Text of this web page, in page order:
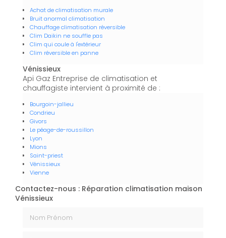
Achat de climatisation murale
Bruit anormal climatisation
Chauffage climatisation réversible
Clim Daikin ne souffle pas
Clim qui coule à l'extérieur
Clim réversible en panne
Vénissieux
Api Gaz Entreprise de climatisation et
chauffagiste intervient à proximité de :
Bourgoin-jallieu
Condrieu
Givors
Le péage-de-roussillon
Lyon
Mions
Saint-priest
Vénissieux
Vienne
Contactez-nous : Réparation climatisation maison
Vénissieux